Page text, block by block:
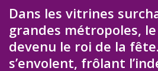
Dans les vitrines
grandes métropoles,
devenu le roi de la
s’envolent, frôlant